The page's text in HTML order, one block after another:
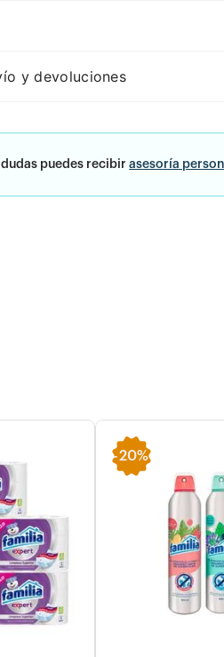
y devoluciones
dudas puedes recibirasesoría
-20%